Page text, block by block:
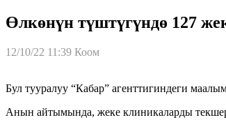
Өлкөнүн түштүгүндө 127
12/10/22 11:39 Коом
Бул тууралуу “Кабар” агенттигиндеги
Анын айтымында, жеке клиникаларды